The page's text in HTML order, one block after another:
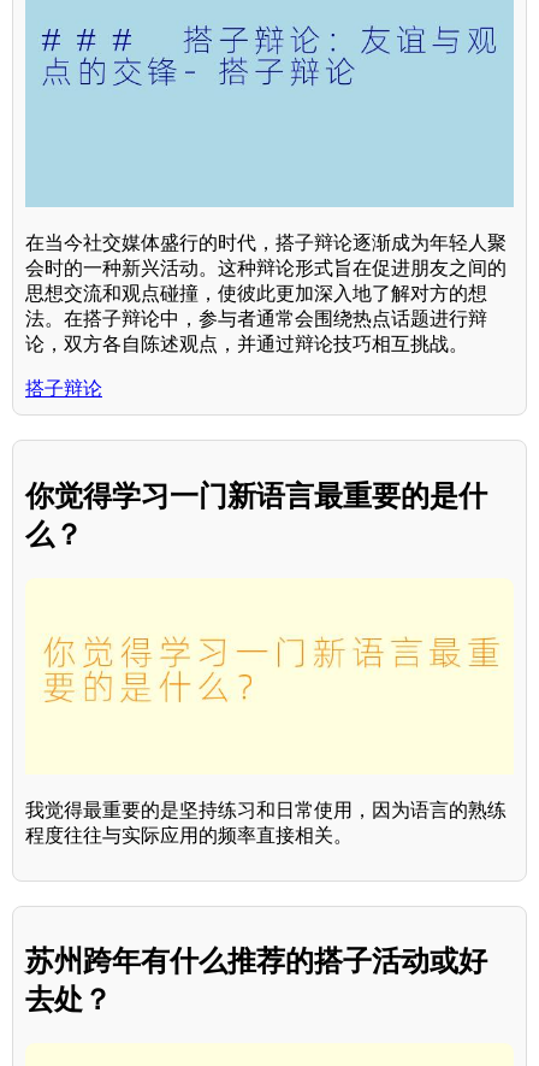
在当今社交媒体盛行的时代，搭子辩论逐渐成为年轻人聚
会时的一种新兴活动。这种辩论形式旨在促进朋友之间的
思想交流和观点碰撞，使彼此更加深入地了解对方的想
法。在搭子辩论中，参与者通常会围绕热点话题进行辩
论，双方各自陈述观点，并通过辩论技巧相互挑战。
搭子辩论
你觉得学习一门新语言最重要的是什
么？
我觉得最重要的是坚持练习和日常使用，因为语言的熟练
程度往往与实际应用的频率直接相关。
苏州跨年有什么推荐的搭子活动或好
去处？